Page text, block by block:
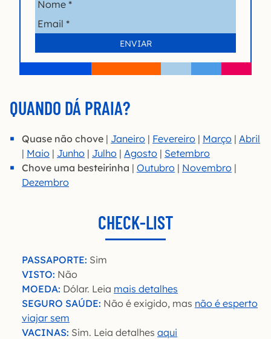
QUANDO DÁ PRAIA?
Quase não chove | Janeiro | Fevereiro | Março | Abril
| Maio | Junho | Julho | Agosto | Setembro
Chove uma besteirinha | Outubro | Novembro |
Dezembro
CHECK-LIST
PASSAPORTE: Sim
VISTO: Não
MOEDA: Dólar. Leia mais detalhes
SEGURO SAÚDE: Não é exigido, mas não é esperto
viajar sem
VACINAS: Sim. Leia detalhes aqui